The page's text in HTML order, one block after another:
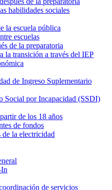
habilidades sociales
la escuela pública
escuelas
de la preparatoria
la transición a través del IEP
de Ingreso Suplementario
Social por Incapacidad (SSDI)
de los 18 años
de fondos
la electricidad
de servicios